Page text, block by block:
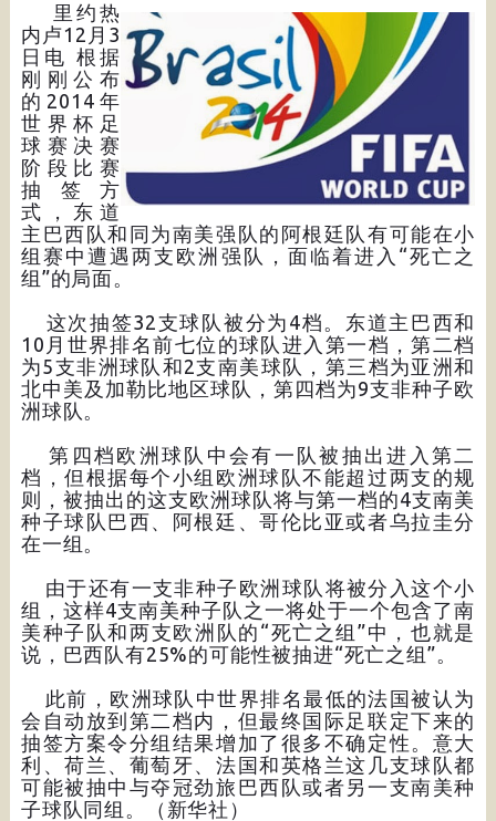
里约热
内卢12月3
日电 根据
刚刚公布
的2014年
世界杯足
球赛决赛
阶段比赛
抽签方
式，东道
主巴西队和同为南美强队的阿根廷队有可能在小
组赛中遭遇两支欧洲强队，面临着进入“死亡之
组”的局面。
这次抽签32支球队被分为4档。东道主巴西和
10月世界排名前七位的球队进入第一档，第二档
为5支非洲球队和2支南美球队，第三档为亚洲和
北中美及加勒比地区球队，第四档为9支非种子欧
洲球队。
第四档欧洲球队中会有一队被抽出进入第二
档，但根据每个小组欧洲球队不能超过两支的规
则，被抽出的这支欧洲球队将与第一档的4支南美
种子球队巴西、阿根廷、哥伦比亚或者乌拉圭分
在一组。
由于还有一支非种子欧洲球队将被分入这个小
组，这样4支南美种子队之一将处于一个包含了南
美种子队和两支欧洲队的“死亡之组”中，也就是
说，巴西队有25%的可能性被抽进“死亡之组”。
此前，欧洲球队中世界排名最低的法国被认为
会自动放到第二档内，但最终国际足联定下来的
抽签方案令分组结果增加了很多不确定性。意大
利、荷兰、葡萄牙、法国和英格兰这几支球队都
可能被抽中与夺冠劲旅巴西队或者另一支南美种
子球队同组。（新华社）